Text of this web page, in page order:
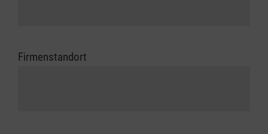
Firmenstandort